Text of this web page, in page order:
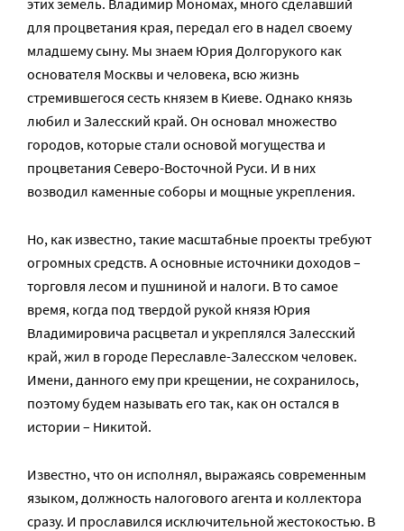
этих земель. Владимир Мономах, много сделавший
для процветания края, передал его в надел своему
младшему сыну. Мы знаем Юрия Долгорукого как
основателя Москвы и человека, всю жизнь
стремившегося сесть князем в Киеве. Однако князь
любил и Залесский край. Он основал множество
городов, которые стали основой могущества и
процветания Северо-Восточной Руси. И в них
возводил каменные соборы и мощные укрепления.
Но, как известно, такие масштабные проекты требуют
огромных средств. А основные источники доходов –
торговля лесом и пушниной и налоги. В то самое
время, когда под твердой рукой князя Юрия
Владимировича расцветал и укреплялся Залесский
край, жил в городе Переславле-Залесском человек.
Имени, данного ему при крещении, не сохранилось,
поэтому будем называть его так, как он остался в
истории – Никитой.
Известно, что он исполнял, выражаясь современным
языком, должность налогового агента и коллектора
сразу. И прославился исключительной жестокостью. В